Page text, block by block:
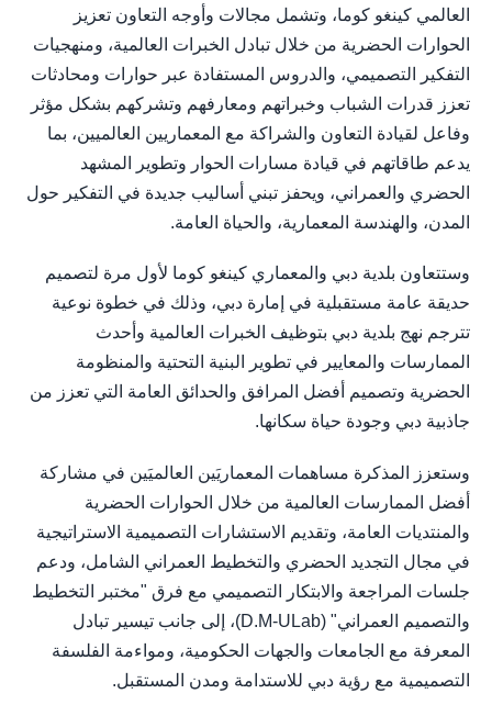
العالمي كينغو كوما، وتشمل مجالات وأوجه التعاون تعزيز
الحوارات الحضرية من خلال تبادل الخبرات العالمية، ومنهجيات
التفكير التصميمي، والدروس المستفادة عبر حوارات ومحادثات
تعزز قدرات الشباب وخبراتهم ومعارفهم وتشركهم بشكل مؤثر
وفاعل لقيادة التعاون والشراكة مع المعماريين العالميين، بما
يدعم طاقاتهم في قيادة مسارات الحوار وتطوير المشهد
الحضري والعمراني، ويحفز تبني أساليب جديدة في التفكير حول
المدن، والهندسة المعمارية، والحياة العامة.
وستتعاون بلدية دبي والمعماري كينغو كوما لأول مرة لتصميم
حديقة عامة مستقبلية في إمارة دبي، وذلك في خطوة نوعية
تترجم نهج بلدية دبي بتوظيف الخبرات العالمية وأحدث
الممارسات والمعايير في تطوير البنية التحتية والمنظومة
الحضرية وتصميم أفضل المرافق والحدائق العامة التي تعزز من
جاذبية دبي وجودة حياة سكانها.
وستعزز المذكرة مساهمات المعماريَين العالميَين في مشاركة
أفضل الممارسات العالمية من خلال الحوارات الحضرية
والمنتديات العامة، وتقديم الاستشارات التصميمية الاستراتيجية
في مجال التجديد الحضري والتخطيط العمراني الشامل، ودعم
جلسات المراجعة والابتكار التصميمي مع فرق "مختبر التخطيط
والتصميم العمراني" (D.M-ULab)، إلى جانب تيسير تبادل
المعرفة مع الجامعات والجهات الحكومية، ومواءمة الفلسفة
التصميمية مع رؤية دبي للاستدامة ومدن المستقبل.